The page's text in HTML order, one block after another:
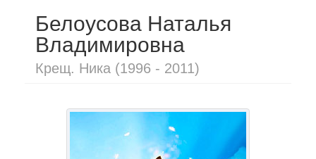
Белоусова Наталья
Владимировна
Крещ. Ника (1996 - 2011)